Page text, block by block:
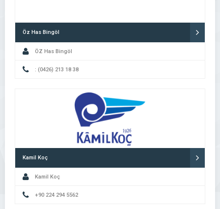
Öz Has Bingöl
ÖZ Has Bingöl
: (0426) 213 18 38
Kamil Koç
Kamil Koç
+90 224 294 5562